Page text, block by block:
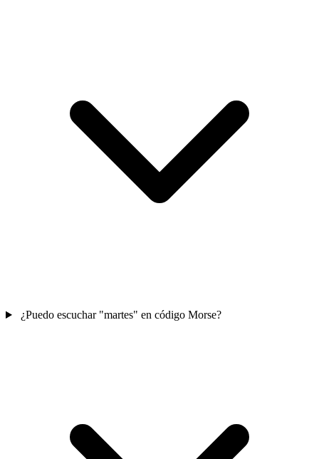
¿Puedo escuchar "martes" en código Morse?